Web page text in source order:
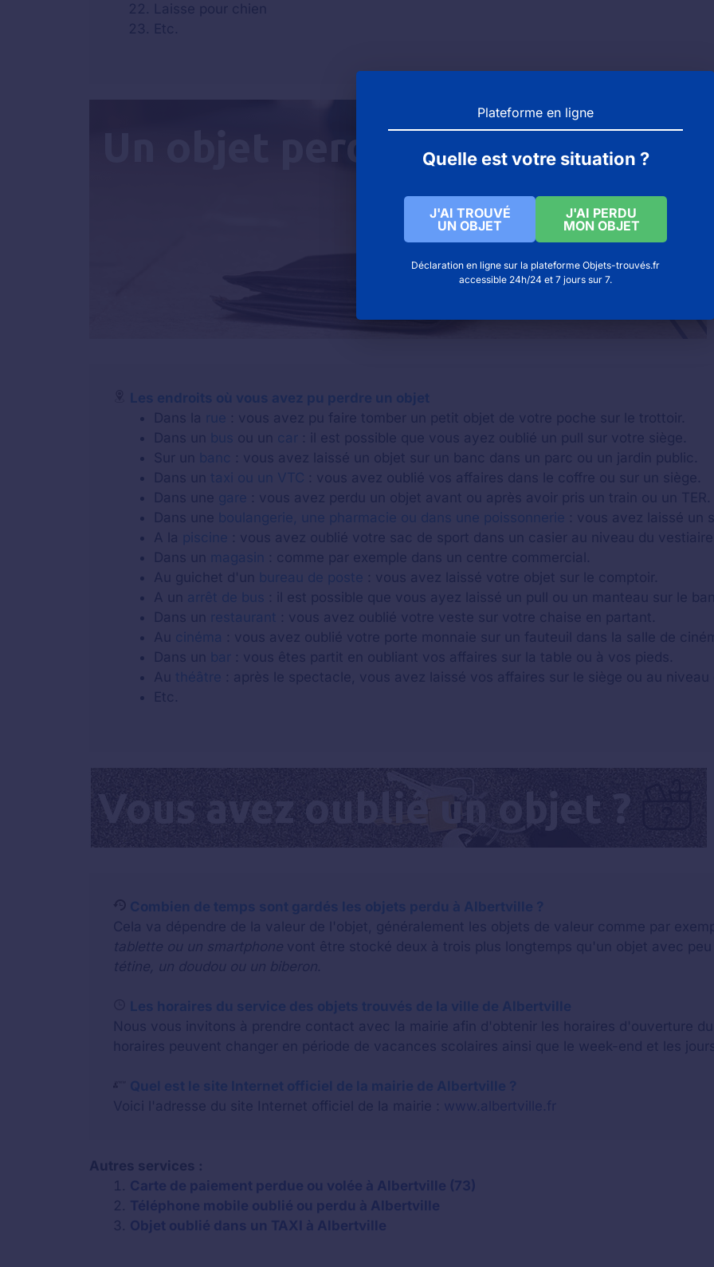
Laisse pour chien
Etc.
Les endroits où vous avez pu perdre un objet
Dans la rue : vous avez pu faire tomber un petit objet de votre poche sur le trottoir.
Dans un bus ou un car : il est possible que vous ayez oublié un pull sur votre siège.
Sur un banc : vous avez laissé un objet sur un banc dans un parc ou un jardin public.
Dans un taxi ou un VTC : vous avez oublié vos affaires dans le coffre ou sur un siège.
Dans une gare : vous avez perdu un objet avant ou après avoir pris un train ou un TER.
Dans une boulangerie, une pharmacie ou dans une poissonnerie : vous avez laissé un
A la piscine : vous avez oublié votre sac de sport dans un casier au niveau du
Dans un magasin : comme par exemple dans un centre commercial.
Au guichet d'un bureau de poste : vous avez laissé votre objet sur le comptoir.
A un arrêt de bus : il est possible que vous ayez laissé un pull ou un manteau sur le
Dans un restaurant : vous avez oublié votre veste sur votre chaise en partant.
Au cinéma : vous avez oublié votre porte monnaie sur un fauteuil dans la salle de
Dans un bar : vous êtes partit en oubliant vos affaires sur la table ou à vos pieds.
Au théâtre : après le spectacle, vous avez laissé vos affaires sur le siège ou au niveau
Etc.
Combien de temps sont gardés les objets perdu à Albertville ?
Cela va dépendre de la valeur de l'objet, généralement les objets de valeur comme par
tablette ou un smartphone vont être stocké deux à trois plus longtemps qu'un objet avec
tétine, un doudou ou un biberon.
Les horaires du service des objets trouvés de la ville de Albertville
Nous vous invitons à prendre contact avec la mairie afin d'obtenir les horaires d'ouverture
horaires peuvent changer en période de vacances scolaires ainsi que le week-end et les
Quel est le site Internet officiel de la mairie de Albertville ?
Voici l'adresse du site Internet officiel de la mairie : www.albertville.fr
Autres services :
Carte de paiement perdue ou volée à Albertville (73)
Téléphone mobile oublié ou perdu à Albertville
Objet oublié dans un TAXI à Albertville
Plateforme en ligne
Quelle est votre situation ?
J'AI TROUVÉ
UN OBJET
J'AI PERDU
MON OBJET
Déclaration en ligne sur la plateforme Objets-trouvés.fr
accessible 24h/24 et 7 jours sur 7.